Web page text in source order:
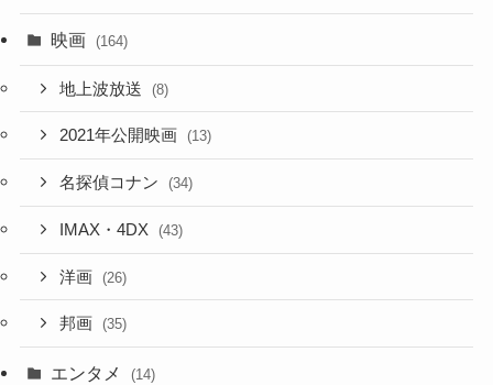
映画 (164)
地上波放送 (8)
2021年公開映画 (13)
名探偵コナン (34)
IMAX・4DX (43)
洋画 (26)
邦画 (35)
エンタメ (14)